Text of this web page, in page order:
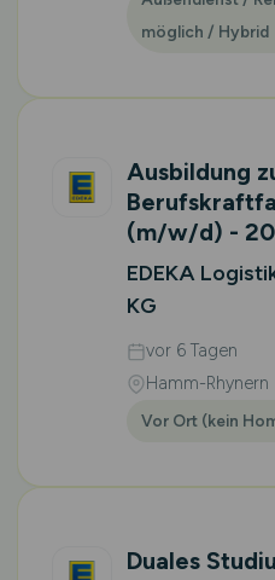
möglich / Hybrid
Ausbildung
(m/w/d) -
EDEKA
KG
vor 6 Tagen
Hamm-Rhynern
Vor Ort (kein
Duales